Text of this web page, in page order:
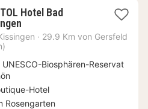
Hotel Bad
1
Nacht
ab
€
· 29.9 Km von Gersfeld
UNESCO-Biosphären-Reservat
Hotel
Rosengarten